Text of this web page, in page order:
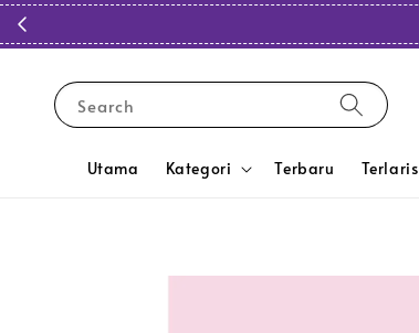
Search
Utama Kategori Terbaru Terlaris